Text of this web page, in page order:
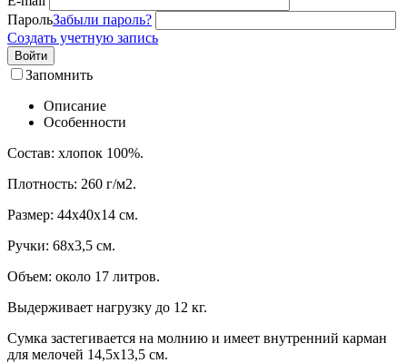
ПарольЗабыли пароль?
Создать учетную запись
Войти
Запомнить
Описание
Особенности
Состав: хлопок 100%.
Плотность: 260 г/м2.
Размер: 44х40х14 см.
Ручки: 68х3,5 см.
Объем: около 17 литров.
Выдерживает нагрузку до 12 кг.
Сумка застегивается на молнию и имеет внутренний карман
для мелочей 14,5x13,5 см.